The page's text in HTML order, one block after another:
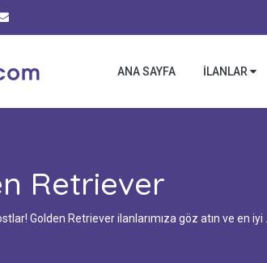
ANA SAYFA İLANLAR
Retriever
Golden Retriever ilanlarımıza göz atın ve en iyi ...